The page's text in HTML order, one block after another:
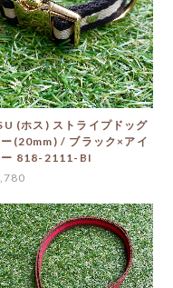
(ホス) ストライプドッグ
ー(20mm) / ブラック×アイ
ー 818-2111-BI